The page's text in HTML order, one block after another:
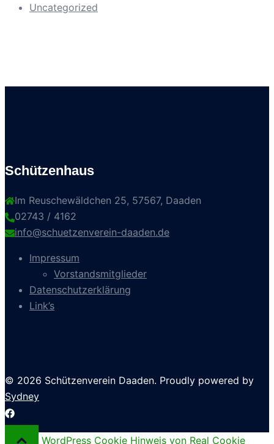
Uncategorized
Schützenhaus
Im Reuschewäldchen 25, 57567, Daaden
02743 / 4162
info@schuetzenverein-daaden.de
Impressum
Vorstandsmitglieder
Datenschutzerklärung
Link’s
© 2026 Schützenverein Daaden. Proudly powered by
Sydney
WordPress Cookie Hinweis von Real Cookie